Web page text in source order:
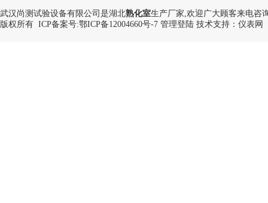
武汉尚测试验设备有限公司是湖北熟化室生产厂家,欢迎广大顾客来电咨
版权所有 ICP备案号:鄂ICP备12004660号-7 管理登陆 技术支持： 仪表网